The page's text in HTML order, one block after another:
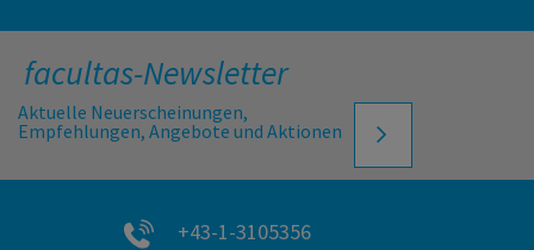
facultas-Newsletter
Aktuelle Neuerscheinungen,
Empfehlungen, Angebote und Aktionen
+43-1-3105356